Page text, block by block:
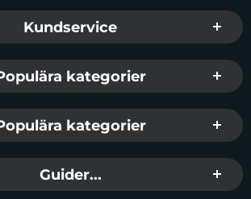
info och länkar
Kundservice
kategorier
kategorier
Guider...